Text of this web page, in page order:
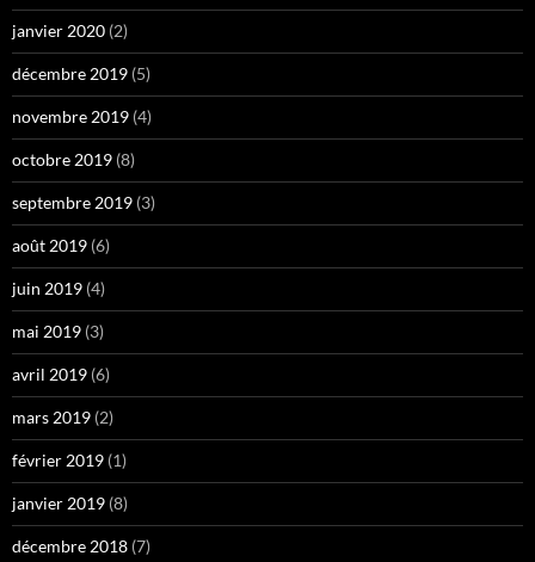
janvier 2020 (2)
décembre 2019 (5)
novembre 2019 (4)
octobre 2019 (8)
septembre 2019 (3)
août 2019 (6)
juin 2019 (4)
mai 2019 (3)
avril 2019 (6)
mars 2019 (2)
février 2019 (1)
janvier 2019 (8)
décembre 2018 (7)